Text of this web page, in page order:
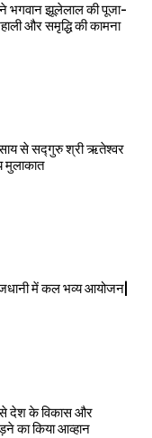
ने भगवान झूलेलाल की पूजा-
और समृद्धि की कामना
साय से सद्गुरु श्री ऋतेश्वर
मुलाकात
में कल भव्य आयोजन|
से देश के विकास और
का किया आव्हान